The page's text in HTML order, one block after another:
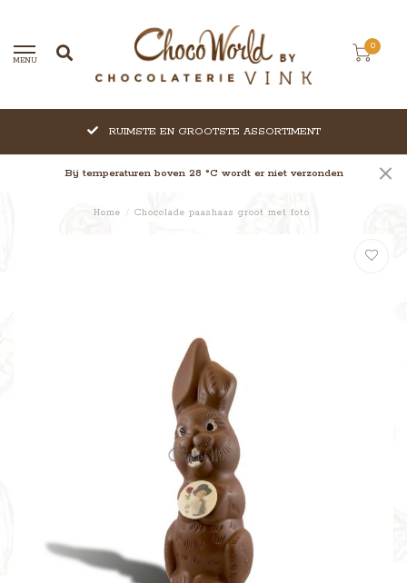
MENU
0
RUIMSTE EN GROOTSTE ASSORTIMENT
Bij temperaturen boven 28 °C wordt er niet verzonden
Home / Chocolade paashaas groot met foto